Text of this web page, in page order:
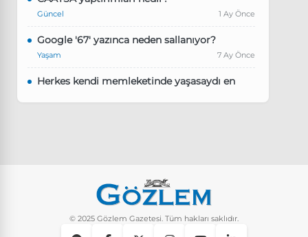
Güncel 1 Ay Önce
Google '67' yazınca neden sallanıyor?
Yaşam 7 Ay Önce
Herkes kendi memleketinde yaşasaydı en
Instagram’da keşfet nasıl temizlenir?
© 2025 Gözlem Gazetesi. Tüm hakları saklıdır.